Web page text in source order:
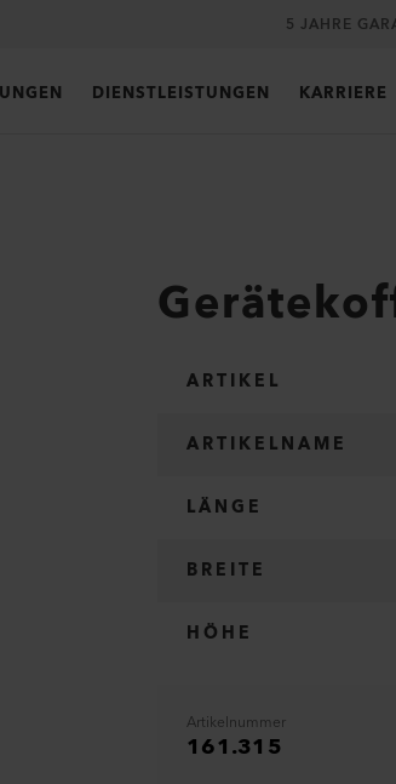
5 JAHRE
DIENSTLEISTUNGEN KARRIERE
ARTIKEL
ARTIKELNAME
LÄNGE
BREITE
HÖHE
Artikelnummer
161.315